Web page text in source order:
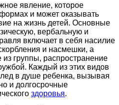
явление, которое
и может оказывать
на жизнь детей. Основные
вербальную и
включает в себя насилие
и насмешки, а
группы, распространение
Каждый из этих видов
в душе ребенка, вызывая
и долгосрочные
здоровья.